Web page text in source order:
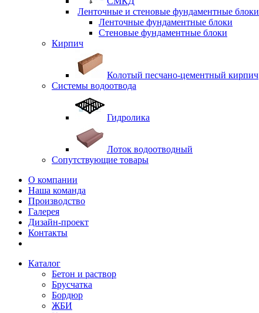
Ленточные и стеновые фундаментные блоки
Ленточные фундаментные блоки
Стеновые фундаментные блоки
Кирпич
Колотый песчано-цементный кирпич
Системы водоотвода
Гидролика
Лоток водоотводный
Сопутствующие товары
О компании
Наша команда
Производство
Галерея
Дизайн-проект
Контакты
Каталог
Бетон и раствор
Брусчатка
Бордюр
ЖБИ